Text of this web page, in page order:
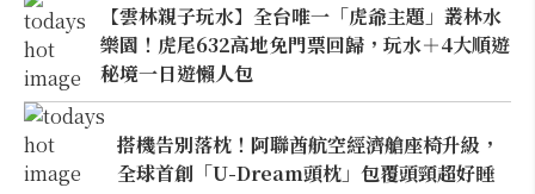
【雲林親子玩水】全台唯一「虎爺主題」叢林水
樂園！虎尾632高地免門票回歸，玩水＋4大順遊
秘境一日遊懶人包
搭機告別落枕！阿聯酋航空經濟艙座椅升級，
全球首創「U-Dream頭枕」包覆頭頸超好睡